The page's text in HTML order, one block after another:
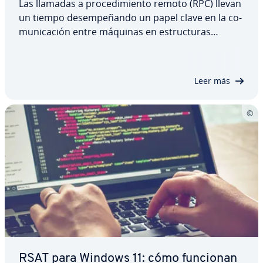
Las llamadas a pro­ce­di­mie­n­to remoto (RPC) llevan
un tiempo de­sem­pe­ña­n­do un papel clave en la co­
mu­ni­ca­ción entre máquinas en es­tru­c­tu­ras
Leer más
RSAT para Windows 11: cómo funcionan